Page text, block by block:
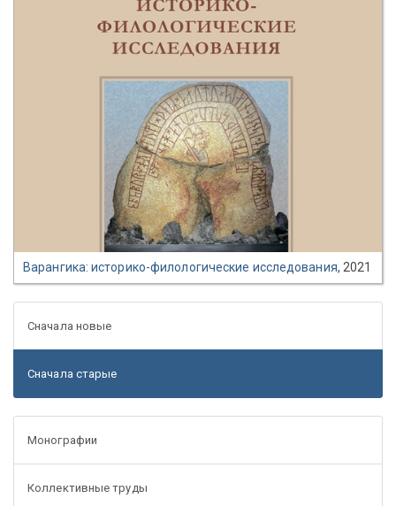
Варангика: историко-филологические исследования, 2021
Сначала новые
Сначала старые
Монографии
Коллективные труды